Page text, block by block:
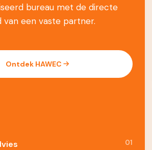
bureau met de directe
van een vaste partner.
Ontdek HAWEC
01